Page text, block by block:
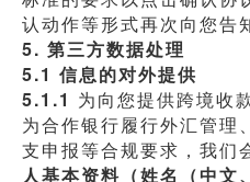
认动作等形式再次向您告
5. 第三方数据处理
5.1 信息的对外提供
5.1.1 为向您提供跨境收
为合作银行履行外汇管理
支申报等合规要求，我们
人基本资料（姓名（中文